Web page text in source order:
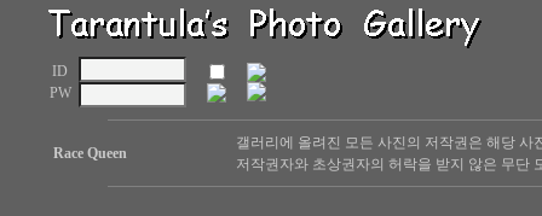
ID
PW
Race Queen
갤러리에 올려진 모든 사진의 저작권은 해당
저작권자와 초상권자의 허락을 받지 않은 무단